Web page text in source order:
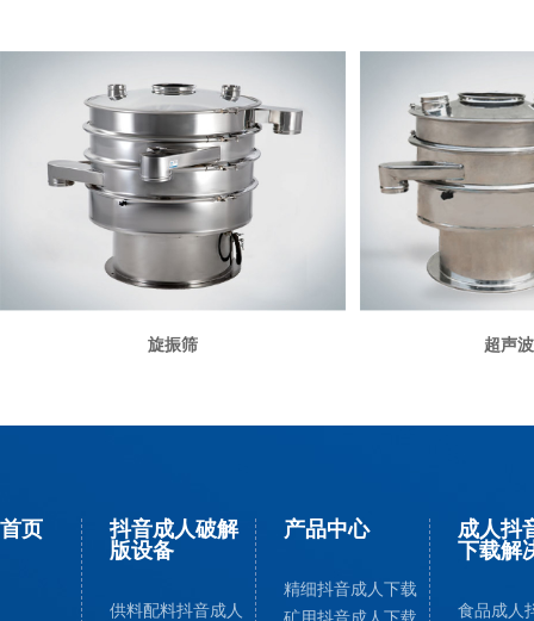
旋振筛 超声
首页
抖音成人破解
版设备
供料配料抖音成人
产品中心
精细抖音成人下载
成人抖
下载解
食品成人